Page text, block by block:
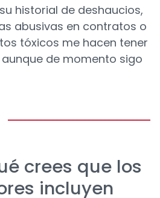
historial de deshaucios,
abusivas en contratos o
tóxicos me hacen tener
de momento sigo
crees que los
incluyen